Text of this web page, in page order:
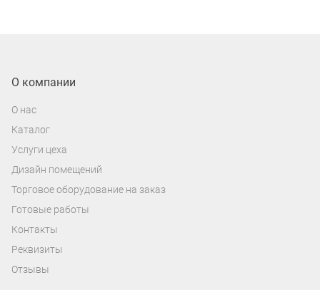
провода.
О компании
О нас
Каталог
Услуги цеха
Дизайн помещений
Торговое оборудование на заказ
Готовые работы
Контакты
Реквизиты
Отзывы